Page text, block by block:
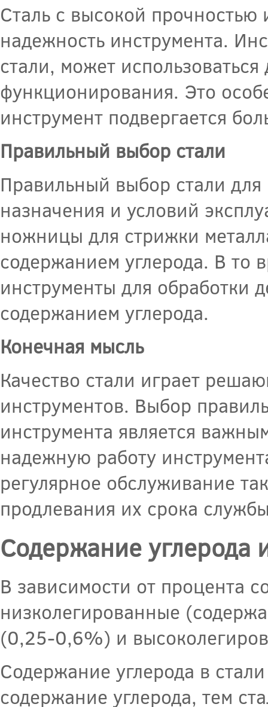
Сталь с высокой прочностью
надежность инструмента.
стали, может
функционирования. Это
инструмент подвергается
Правильный выбор стали
Правильный выбор стали для
назначения и условий
ножницы для стрижки
содержанием углерода. В то
инструменты для обработки
содержанием углерода.
Конечная мысль
Качество стали играет
инструментов. Выбор
инструмента является
надежную работу
регулярное обслуживание
продлевания их срока
Содержание углерода
В зависимости от процента
низколегированные
(0,25-0,6%) и
Содержание углерода в
содержание углерода, тем